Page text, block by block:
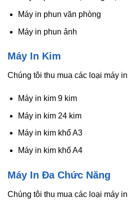
Máy in phun văn phòng
Máy in phun ảnh
Máy In Kim
Chúng tôi thu mua các loại máy
Máy in kim 9 kim
Máy in kim 24 kim
Máy in kim khổ A3
Máy in kim khổ A4
Máy In Đa Chức Năng
Chúng tôi thu mua các loại máy